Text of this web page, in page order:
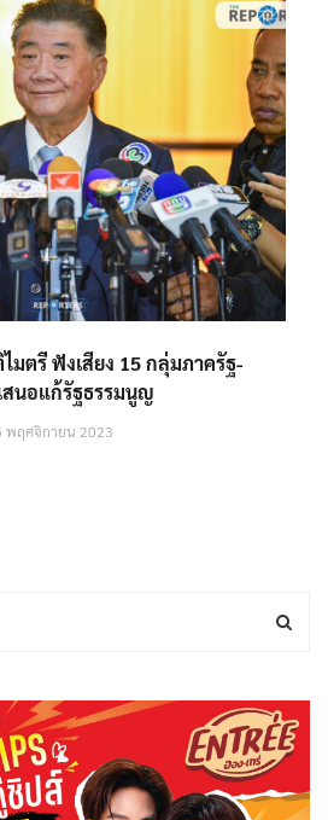
มตรี ฟังเสียง 15 กลุ่มภาครัฐ-
สนอแก้รัฐธรรมนูญ
พฤศจิกายน 2023